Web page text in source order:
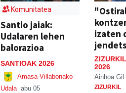
Komunitatea
Santio jaiak:
Udalaren lehen
balorazioa
SANTIOAK 2026
Amasa-Villabonako
Udala abu 05
izaten
2026
Ainhoa Gil
ZIZURKIL